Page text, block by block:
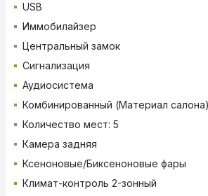
USB
Иммобилайзер
Центральный замок
Сигнализация
Аудиосистема
Комбинированный (Материал салона)
Количество мест: 5
Камера задняя
Ксеноновые/Биксеноновые фары
Климат-контроль 2-зонный